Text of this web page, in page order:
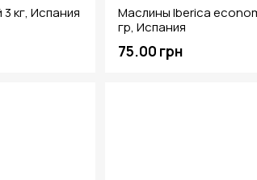
кг, Испания
Маслины Iberica
гр, Испания
75.00 грн